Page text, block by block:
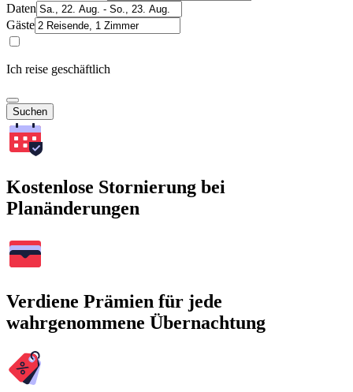
Daten
Gäste
Ich reise geschäftlich
Suchen
Kostenlose Stornierung bei
Planänderungen
Verdiene Prämien für jede
wahrgenommene Übernachtung